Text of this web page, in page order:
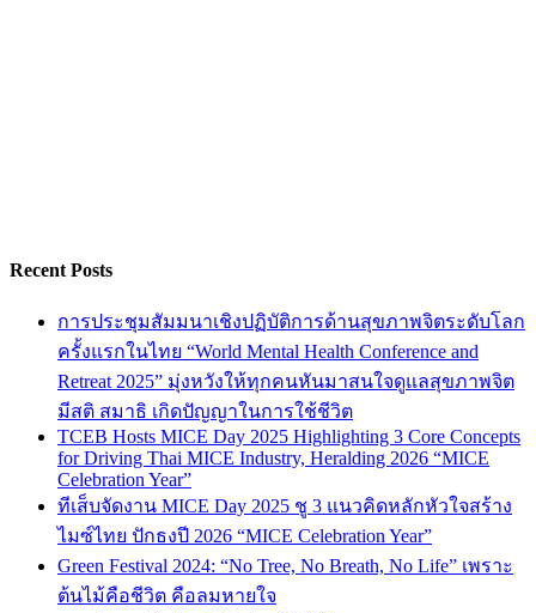
Recent Posts
การประชุมสัมมนาเชิงปฏิบัติการด้านสุขภาพจิตระดับโลก
ครั้งแรกในไทย “World Mental Health Conference and
Retreat 2025” มุ่งหวังให้ทุกคนหันมาสนใจดูแลสุขภาพจิต
มีสติ สมาธิ เกิดปัญญาในการใช้ชีวิต
TCEB Hosts MICE Day 2025 Highlighting 3 Core Concepts
for Driving Thai MICE Industry, Heralding 2026 “MICE
Celebration Year”
ทีเส็บจัดงาน MICE Day 2025 ชู 3 แนวคิดหลักหัวใจสร้าง
ไมซ์ไทย ปักธงปี 2026 “MICE Celebration Year”
Green Festival 2024: “No Tree, No Breath, No Life” เพราะ
ต้นไม้คือชีวิต คือลมหายใจ